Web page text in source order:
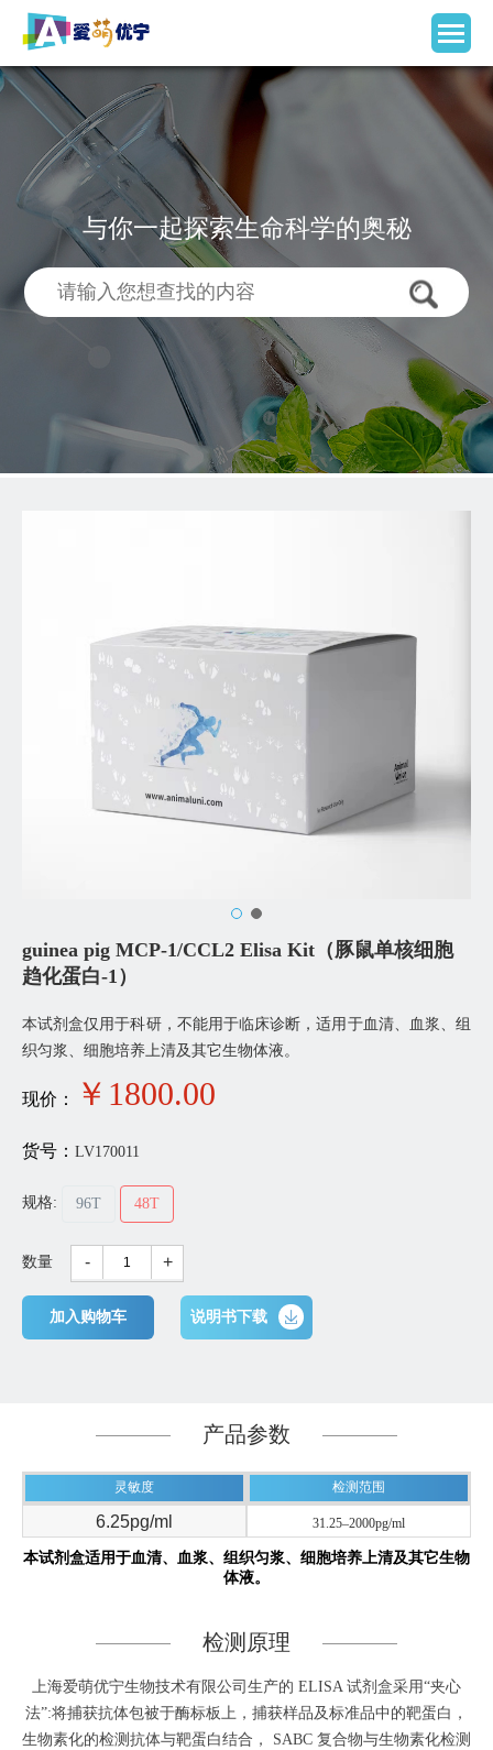
与你一起探索生命科学的奥秘
guinea pig MCP-1/CCL2 Elisa Kit（豚鼠单核细胞
趋化蛋白-1）
本试剂盒仅用于科研，不能用于临床诊断，适用于血清、血浆、组
织匀浆、细胞培养上清及其它生物体液。
现价： ￥ 1800.00
货号： LV170011
规格: 96T 48T
数量 - +
加入购物车 说明书下载
产品参数
灵敏度 检测范围
6.25pg/ml 31.25–2000pg/ml
本试剂盒适用于血清、血浆、组织匀浆、细胞培养上清及其它生物
体液。
检测原理
上海爱萌优宁生物技术有限公司生产的 ELISA 试剂盒采用“夹心
法”:将捕获抗体包被于酶标板上，捕获样品及标准品中的靶蛋白，
生物素化的检测抗体与靶蛋白结合， SABC 复合物与生物素化检测